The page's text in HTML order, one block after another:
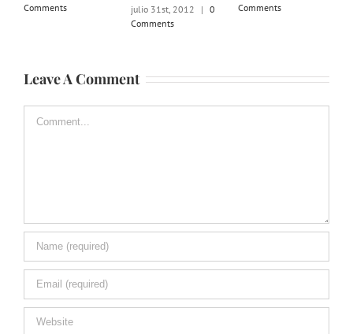
julio 31st, 2012 | 0
Comments
Comments
Leave A Comment